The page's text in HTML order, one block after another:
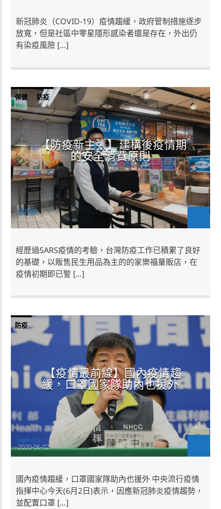
新冠肺炎（COVID-19）疫情趨緩，政府管制措施逐步
放寬，但是社區中零星隱形感染者還是存在，外出仍
有染疫風險 […]
保健 防疫
【防疫新主張】建構後疫情期
的安全消費原則
曾超群
2020-06-10
經歷過SARS疫情的考驗，台灣防疫工作已積累了良好
的基礎，以販售民生用品為主的的家樂福量販店，在
疫情初期即已警 […]
防疫
【疫情最前線】國內疫情趨
緩，口罩國家隊助內也援外
Jean-CS
2020-06-02
國內疫情趨緩，口罩國家隊助內也援外 中央流行疫情
指揮中心今天(6月2日)表示，因應新冠肺炎疫情趨勢，
並配置口罩 […]